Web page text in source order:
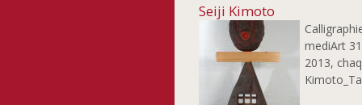
Seiji Kimoto
mediArt
2013,